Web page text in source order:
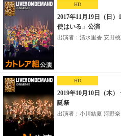
HD
2017年11月19日（日
使はいる」公演
出演者：清水里香 安田桃
HD
2019年10月10日（木
誕祭
出演者：小川結夏 河野奈